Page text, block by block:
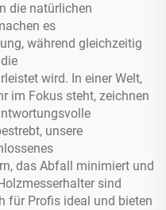
die natürlichen
es
während gleichzeitig
wird. In einer Welt,
im Fokus steht, zeichnen
unsere
das Abfall minimiert und
sind
für Profis ideal und bieten